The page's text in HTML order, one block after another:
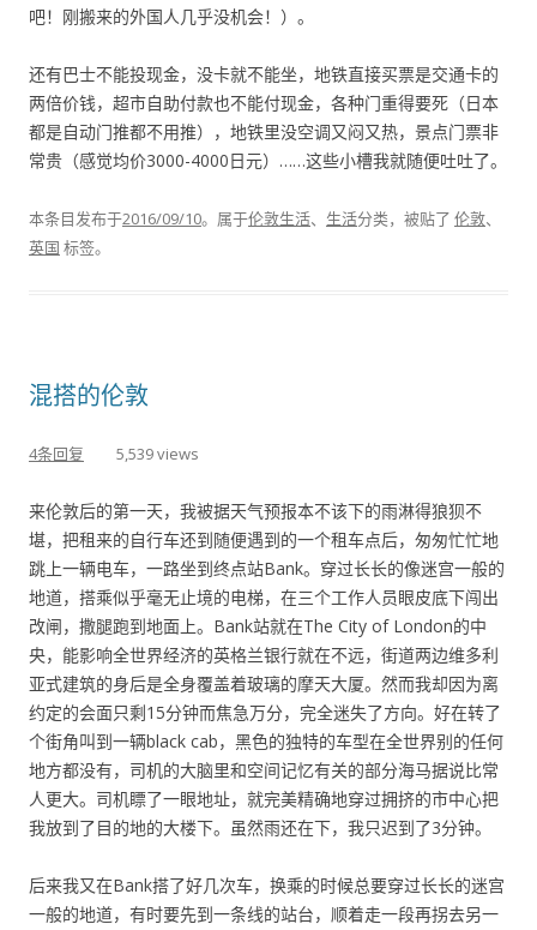
吧！刚搬来的外国人几乎没机会！）。
还有巴士不能投现金，没卡就不能坐，地铁直接买票是交通卡的
两倍价钱，超市自助付款也不能付现金，各种门重得要死（日本
都是自动门推都不用推），地铁里没空调又闷又热，景点门票非
常贵（感觉均价3000-4000日元）……这些小槽我就随便吐吐了。
本条目发布于2016/09/10。属于伦敦生活、 生活分类，被贴了 伦敦、
英国 标签。
混搭的伦敦
4条回复 5,539 views
来伦敦后的第一天，我被据天气预报本不该下的雨淋得狼狈不
堪，把租来的自行车还到随便遇到的一个租车点后，匆匆忙忙地
跳上一辆电车，一路坐到终点站Bank。穿过长长的像迷宫一般的
地道，搭乘似乎毫无止境的电梯，在三个工作人员眼皮底下闯出
改闸，撒腿跑到地面上。Bank站就在The City of London的中
央，能影响全世界经济的英格兰银行就在不远，街道两边维多利
亚式建筑的身后是全身覆盖着玻璃的摩天大厦。然而我却因为离
约定的会面只剩15分钟而焦急万分，完全迷失了方向。好在转了
个街角叫到一辆black cab，黑色的独特的车型在全世界别的任何
地方都没有，司机的大脑里和空间记忆有关的部分海马据说比常
人更大。司机瞟了一眼地址，就完美精确地穿过拥挤的市中心把
我放到了目的地的大楼下。虽然雨还在下，我只迟到了3分钟。
后来我又在Bank搭了好几次车，换乘的时候总要穿过长长的迷宫
一般的地道，有时要先到一条线的站台，顺着走一段再拐去另一